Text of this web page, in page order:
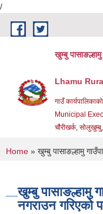
/
Skip to main content
खुम्बु
Lhamu
गाउँ
Municipal
चौंरीखर्क,
You are
Home » खुम्बु पासाङल्हामु
खुम्बु पासाङल्हामु
नगराउन गरिएको